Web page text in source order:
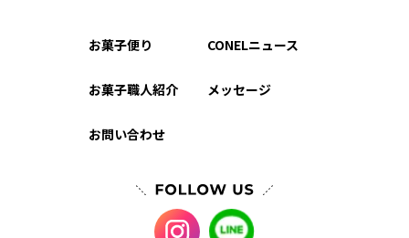
お菓子便り CONELニュース
お菓子職人紹介 メッセージ
お問い合わせ